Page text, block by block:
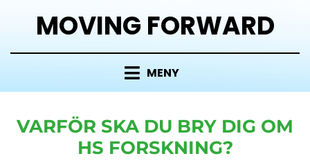
MOVING FORWARD
MENY
VARFÖR SKA DU BRY DIG OM
HS FORSKNING?